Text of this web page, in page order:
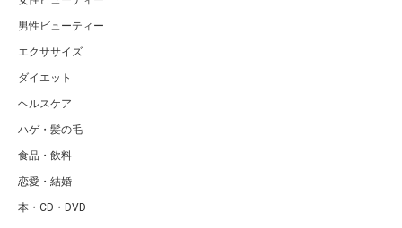
男性ビューティー
エクササイズ
ダイエット
ヘルスケア
ハゲ・髪の毛
食品・飲料
恋愛・結婚
本・CD・DVD